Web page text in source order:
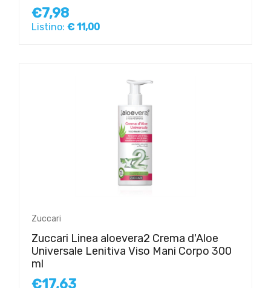
€7,98
Listino: € 11,00
Zuccari
Zuccari Linea aloevera2 Crema d'Aloe
Universale Lenitiva Viso Mani Corpo 300
ml
€17,63